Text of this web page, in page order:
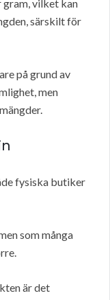
vilket kan
särskilt för
på grund av
men
fysiska butiker
som många
är det